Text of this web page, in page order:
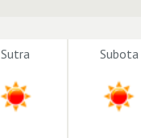
Sutra Subota